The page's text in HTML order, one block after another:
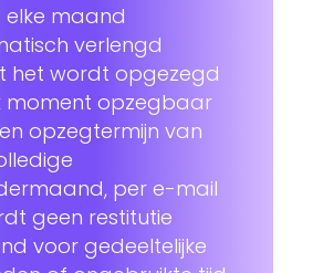
maand
verlengd
het wordt opgezegd
moment opzegbaar
opzegtermijn van
per e-mail
geen restitutie
voor gedeeltelijke